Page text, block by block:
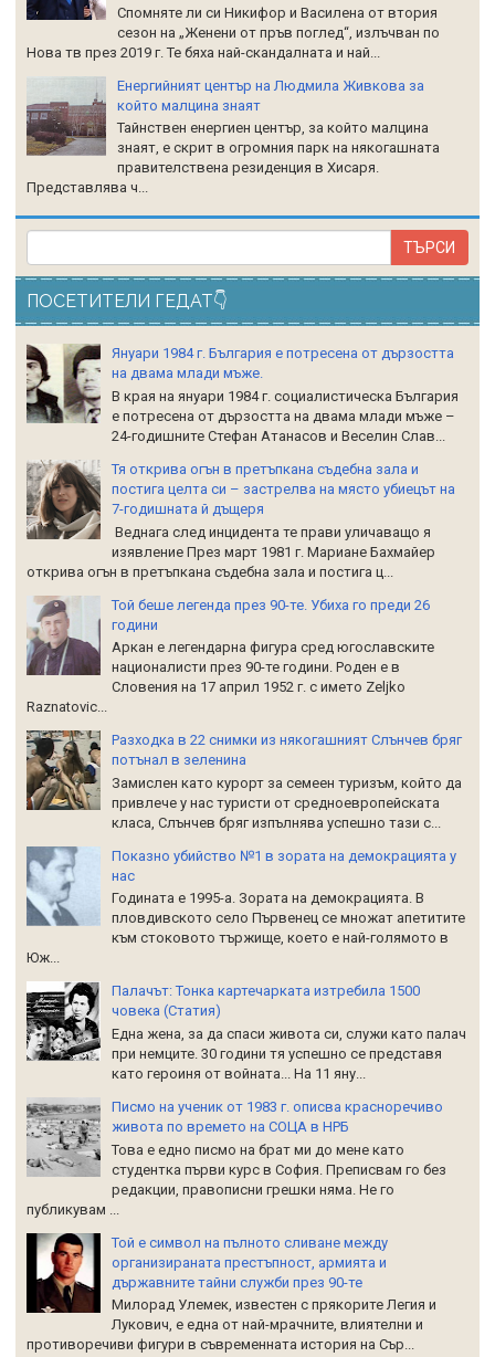
Спомняте ли си Никифор и Василена от втория
сезон на „Женени от пръв поглед“, излъчван по
Нова тв през 2019 г. Те бяха най-скандалната и най...
Енергийният център на Людмила Живкова за
който малцина знаят
Тайнствен енергиен център, за който малцина
знаят, е скрит в огромния парк на някогашната
правителствена резиденция в Хисаря.
Представлява ч...
ПОСЕТИТЕЛИ ГЕДАТ👇
Януари 1984 г. България е потресена от дързостта
на двама млади мъже.
В края на януари 1984 г. социалистическа България
е потресена от дързостта на двама млади мъже –
24-годишните Стефан Атанасов и Веселин Слав...
Тя открива огън в претъпкана съдебна зала и
постига целта си – застрелва на място убиецът на
7-годишната й дъщеря
Веднага след инцидента те прави уличаващо я
изявление През март 1981 г. Мариане Бахмайер
открива огън в претъпкана съдебна зала и постига ц...
Той беше легенда през 90-те. Убиха го преди 26
години
Аркан е легендарна фигура сред югославските
националисти през 90-те години. Роден е в
Словения на 17 април 1952 г. с името Zeljko
Raznatoviс...
Разходка в 22 снимки из някогашният Слънчев бряг
потънал в зеленина
Замислен като курорт за семеен туризъм, който да
привлече у нас туристи от средноевропейската
класа, Слънчев бряг изпълнява успешно тази с...
Показно убийство №1 в зората на демокрацията у
нас
Годината е 1995-а. Зората на демокрацията. В
пловдивското село Първенец се множат апетитите
към стоковото тържище, което е най-голямото в
Юж...
Палачът: Тонка картечарката изтребила 1500
човека (Статия)
Една жена, за да спаси живота си, служи като палач
при немците. 30 години тя успешно се представя
като героиня от войната... На 11 яну...
Писмо на ученик от 1983 г. описва красноречиво
живота по времето на СОЦА в НРБ
Това е едно писмо на брат ми до мене като
студентка първи курс в София. Преписвам го без
редакции, правописни грешки няма. Не го
публикувам ...
Той е символ на пълното сливане между
организираната престъпност, армията и
държавните тайни служби през 90-те
Милорад Улемек, известен с прякорите Легия и
Лукович, е една от най-мрачните, влиятелни и
противоречиви фигури в съвременната история на Сър...